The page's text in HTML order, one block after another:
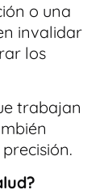
o una
invalidar
los
trabajan